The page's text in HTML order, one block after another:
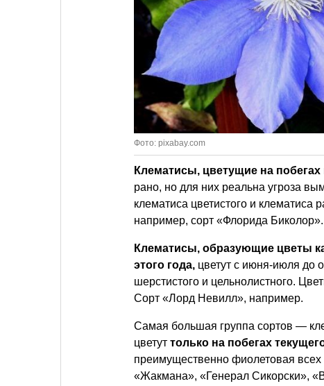
Фото: pixabay.com
Клематисы, цветущие на
рано, но для них реальна угроза
клематиса цветистого и клематиса
например, сорт «Флорида Биколор».
Клематисы, образующие цветы
этого года, цветут с июня-июля до
шерстистого и цельнолистного.
Сорт «Лорд Невилл», например.
Самая большая группа сортов —
цветут только на побегах
преимущественно фиолетовая
«Жакмана», «Генерал Сикорски»,